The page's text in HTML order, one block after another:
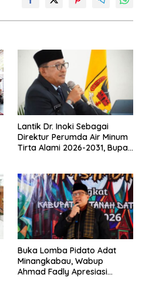
Lantik Dr. Inoki Sebagai
Direktur Perumda Air Minum
Tirta Alami 2026-2031, Bupati
Fakta Integritas Berdasarkan
Visi dan Misi
Buka Lomba Pidato Adat
Minangkabau, Wabup
Ahmad Fadly Apresiasi